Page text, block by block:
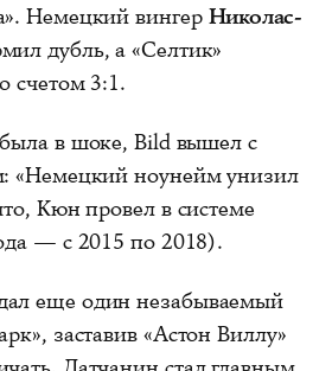
Немецкий вингер Николас-
дубль, а «Селтик»
счетом 3:1.
в шоке, Bild вышел с
«Немецкий ноунейм унизил
Кюн провел в системе
— с 2015 по 2018).
еще один незабываемый
заставив «Астон Виллу»